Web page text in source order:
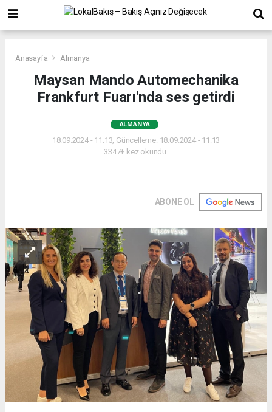
Anasayfa Almanya
Maysan Mando Automechanika
Frankfurt Fuarı'nda ses getirdi
ALMANYA
18.09.2024 - 11:13, Güncelleme: 18.09.2024 - 11:13
3347+ kez okundu.
ABONE OL